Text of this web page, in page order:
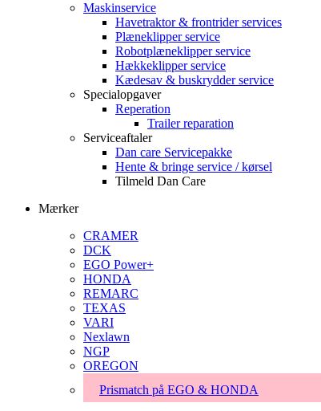
Maskinservice
Havetraktor & frontrider services
Plæneklipper service
Robotplæneklipper service
Hækkeklipper service
Kædesav & buskrydder service
Specialopgaver
Reperation
Trailer reparation
Serviceaftaler
Dan care Servicepakke
Hente & bringe service / kørsel
Tilmeld Dan Care
Mærker
CRAMER
DCK
EGO Power+
HONDA
REMARC
TEXAS
VARI
Nexlawn
NGP
OREGON
Prismatch på EGO & HONDA